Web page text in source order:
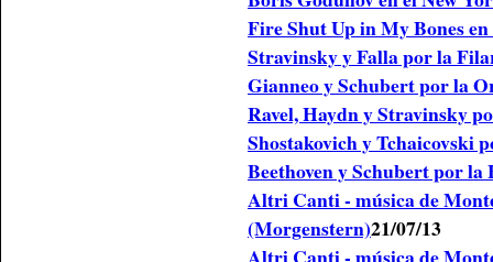
Fire Shut Up in My Bones
Stravinsky y Falla por la
Gianneo y Schubert por la
Ravel, Haydn y Stravinsky
Shostakovich y Tchaicovski
Beethoven y Schubert por
Altri Canti - música de
(Morgenstern)21/07/13